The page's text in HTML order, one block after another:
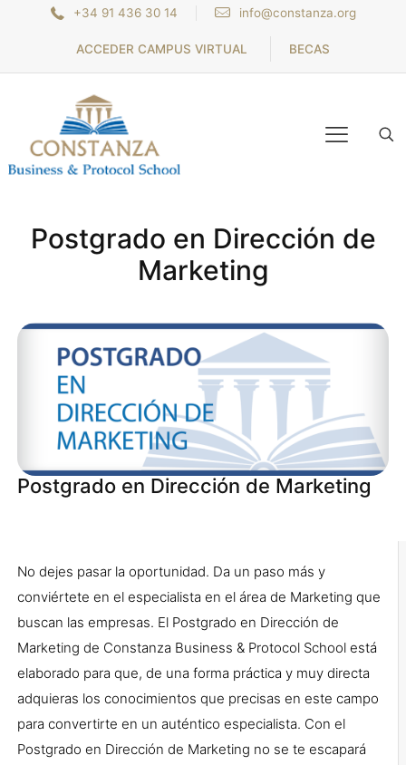
+34 91 436 30 14 info@constanza.org
ACCEDER CAMPUS VIRTUAL BECAS
Postgrado en Dirección de
Marketing
Postgrado en Dirección de Marketing
No dejes pasar la oportunidad. Da un paso más y
conviértete en el especialista en el área de Marketing que
buscan las empresas. El Postgrado en Dirección de
Marketing de Constanza Business & Protocol School está
elaborado para que, de una forma práctica y muy directa
adquieras los conocimientos que precisas en este campo
para convertirte en un auténtico especialista. Con el
Postgrado en Dirección de Marketing no se te escapará